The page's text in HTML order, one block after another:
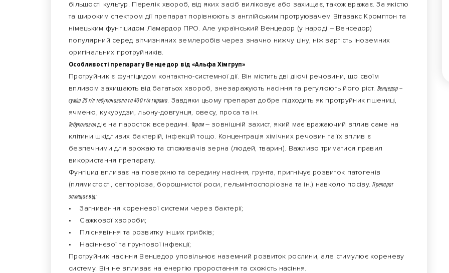
більшості культур. Перелік хвороб, від яких засіб виліковує або захищає, також вражає. За якістю
та широким спектром дії препарат порівнюють з англійським протруювачем Вітавакс Кромптон та
німецьким фунгіцидом Ламардор ПРО. Але український Венцедор (у народі – Венседор)
популярний серед вітчизняних землеробів через значно нижчу ціну, ніж вартість іноземних
оригінальних протруйників.
Особливості препарату Венцедор від «Альфа Хімгруп»
Протруйник є фунгіцидом контактно-системної дії. Він містить дві діючі речовини, що своїм
впливом захищають від багатьох хвороб, знезаражують насіння та регулюють його ріст. Венцедор –
суміш 25 г/л тебуконазола та 400 г/л тирама. Завдяки цьому препарат добре підходить як протруйник пшениці,
ячменю, кукурудзи, льону-довгунця, овесу, проса та ін.
Тебуконазолдіє на паросток всередині. Тирам– зовнішній захист, який має вражаючий вплив саме на
клітини шкідливих бактерій, інфекцій тощо. Концентрація хімічних речовин та їх вплив є
безпечними для врожаю та споживачів зерна (людей, тварин). Важливо триматися правил
використання препарату.
Фунгіцид впливає на поверхню та середину насіння, грунта, пригнічує розвиток патогенів
(плямистості, септоріоза, борошнистої роси, гельмінтоспоріозна та ін.) навколо посіву.Препарат
захищає від:
• Загнивання кореневої системи через бактерії;
• Сажкової хвороби;
• Пліснявіння та розвитку інших грибків;
• Насіннєвої та грунтової інфекції;
Протруйник насіння Венцедор уповільнює наземний розвиток рослини, але стимулює кореневу
систему. Він не впливає на енергію проростання та схожість насіння.